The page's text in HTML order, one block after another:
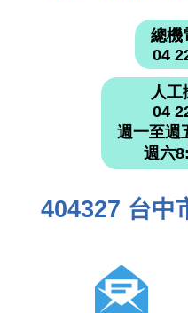
總機
04
人工
04
週一至週
週六
404327 台中